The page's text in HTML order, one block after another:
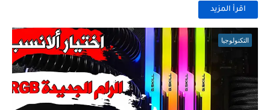
اقرأ المزيد
التكنولوجيا